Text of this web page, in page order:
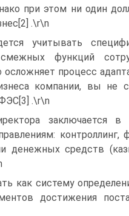
при этом ни один
.\r\n
учитывать
функций
осложняет процесс
компании, вы не
.\r\n
заключается
контроллинг,
денежных средств
как систему
достижения